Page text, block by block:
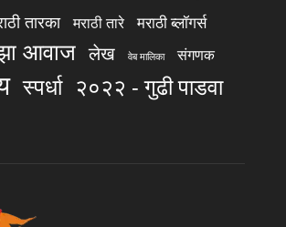
तारका मराठी तारे मराठी ब्लॉगर्स
आवाज लेख वेब मालिका संगणक
स्पर्धा २०२२ - गुढी पाडवा